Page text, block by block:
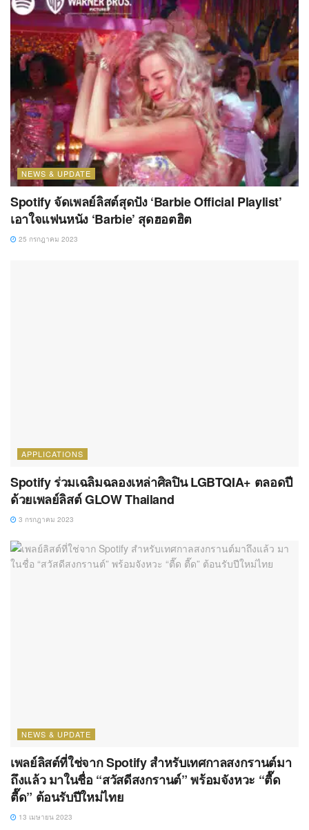
NEWS & UPDATE
Spotify จัดเพลย์ลิสต์สุดปัง ‘Barbie Official Playlist’
เอาใจแฟนหนัง ‘Barbie’ สุดฮอตฮิต
25 กรกฎาคม 2023
APPLICATIONS
Spotify ร่วมเฉลิมฉลองเหล่าศิลปิน LGBTQIA+ ตลอดปี
ด้วยเพลย์ลิสต์ GLOW Thailand
3 กรกฎาคม 2023
NEWS & UPDATE
เพลย์ลิสต์ที่ใช่จาก Spotify สำหรับเทศกาลสงกรานต์มา
ถึงแล้ว มาในชื่อ “สวัสดีสงกรานต์” พร้อมจังหวะ “ตื๊ด
ตื๊ด” ต้อนรับปีใหม่ไทย
13 เมษายน 2023